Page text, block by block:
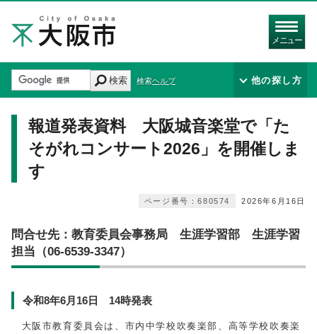
メニュー
検索 検索ヘルプ 他の探し方
報道発表資料 大阪城音楽堂で「た
そがれコンサート2026」を開催しま
す
2026年6月16日
ページ番号：680574
問合せ先：教育委員会事務局 生涯学習部 生涯学習
担当（06-6539-3347）
令和8年6月16日 14時発表
大阪市教育委員会は、市内中学校吹奏楽部、高等学校吹奏楽